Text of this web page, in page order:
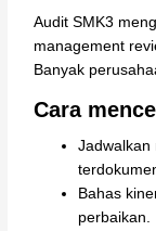
Audit SMK3
management
Banyak
Cara
Jadwalkan
Bahas
perbaikan.